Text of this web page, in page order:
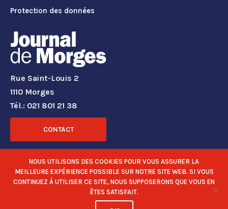
Protection des données
Rue Saint-Louis 2
1110 Morges
Tél.: 021 801 21 38
CONTACT
RÉSEAUX SOCIAUX
NOUS UTILISONS DES COOKIES POUR VOUS ASSURER LA
MEILLEURE EXPÉRIENCE POSSIBLE SUR NOTRE SITE WEB. SI VOUS
CONTINUEZ À UTILISER CE SITE, NOUS SUPPOSERONS QUE VOUS EN
ÊTES SATISFAIT.